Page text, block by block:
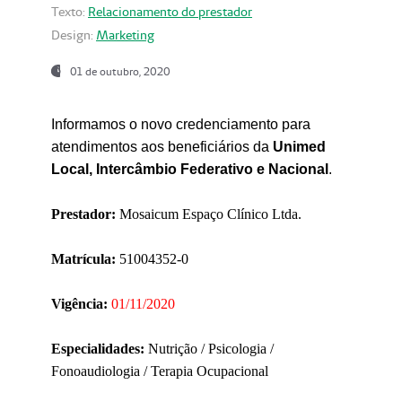
Texto: Relacionamento do prestador
Design: Marketing
01 de outubro, 2020
Informamos o novo credenciamento para
atendimentos aos beneficiários da Unimed
Local, Intercâmbio Federativo e Nacional .
Prestador: Mosaicum Espaço Clínico Ltda.
Matrícula: 51004352-0
Vigência: 01/11/2020
Especialidades: Nutrição / Psicologia /
Fonoaudiologia / Terapia Ocupacional